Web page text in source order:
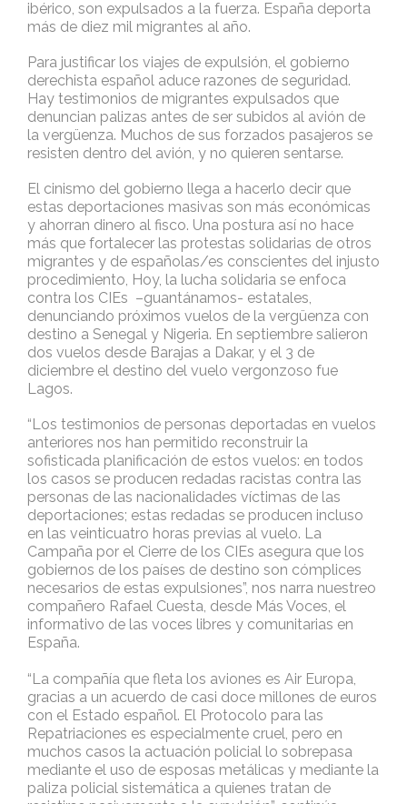
ibérico, son expulsados a la fuerza. España deporta
más de diez mil migrantes al año.
Para justificar los viajes de expulsión, el gobierno
derechista español aduce razones de seguridad.
Hay testimonios de migrantes expulsados que
denuncian palizas antes de ser subidos al avión de
la vergüenza. Muchos de sus forzados pasajeros se
resisten dentro del avión, y no quieren sentarse.
El cinismo del gobierno llega a hacerlo decir que
estas deportaciones masivas son más económicas
y ahorran dinero al fisco. Una postura así no hace
más que fortalecer las protestas solidarias de otros
migrantes y de españolas/es conscientes del injusto
procedimiento, Hoy, la lucha solidaria se enfoca
contra los CIEs –guantánamos- estatales,
denunciando próximos vuelos de la vergüenza con
destino a Senegal y Nigeria. En septiembre salieron
dos vuelos desde Barajas a Dakar, y el 3 de
diciembre el destino del vuelo vergonzoso fue
Lagos.
“Los testimonios de personas deportadas en vuelos
anteriores nos han permitido reconstruir la
sofisticada planificación de estos vuelos: en todos
los casos se producen redadas racistas contra las
personas de las nacionalidades víctimas de las
deportaciones; estas redadas se producen incluso
en las veinticuatro horas previas al vuelo. La
Campaña por el Cierre de los CIEs asegura que los
gobiernos de los países de destino son cómplices
necesarios de estas expulsiones”, nos narra nuestreo
compañero Rafael Cuesta, desde Más Voces, el
informativo de las voces libres y comunitarias en
España.
“La compañía que fleta los aviones es Air Europa,
gracias a un acuerdo de casi doce millones de euros
con el Estado español. El Protocolo para las
Repatriaciones es especialmente cruel, pero en
muchos casos la actuación policial lo sobrepasa
mediante el uso de esposas metálicas y mediante la
paliza policial sistemática a quienes tratan de